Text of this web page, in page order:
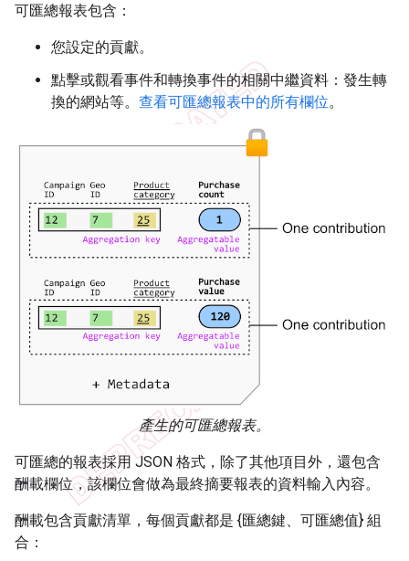
可匯總報表包含：
您設定的貢獻。
點擊或觀看事件和轉換事件的相關中繼資料：發生轉
換的網站等。 查看可匯總報表中的所有欄位。
產生的可匯總報表。
可匯總的報表採用 JSON 格式，除了其他項目外，還包含
酬載欄位，該欄位會做為最終摘要報表的資料輸入內容。
酬載包含貢獻清單，每個貢獻都是 {匯總鍵、可匯總值} 組
合：